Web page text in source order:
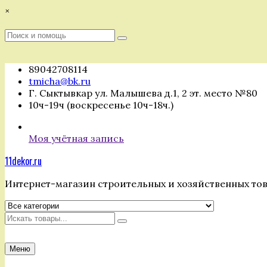
Перейти
содержимому
×
Поиск
Поиск
89042708114
tmicha@bk.ru
Г. Сыктывкар ул. Малышева д.1, 2 эт. место №80
10ч-19ч (воскресенье 10ч-18ч.)
Моя учётная запись
11dekor.ru
Интернет-магазин строительных и хозяйственных
Искать
Меню